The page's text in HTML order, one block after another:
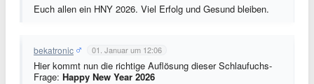
Euch allen ein HNY 2026. Viel Erfolg und Gesund bleiben.
bekatronic 01. Januar um 12:06
Hier kommt nun die richtige Auflösung dieser Schlaufuchs-
Frage: Happy New Year 2026